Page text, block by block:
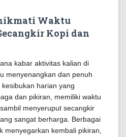
Waktu
Kopi dan
kabar aktivitas kalian di
menyenangkan dan penuh
harian yang
dan pikiran, memiliki waktu
menyeruput secangkir
sangat berharga. Berbagai
menyegarkan kembali pikiran,